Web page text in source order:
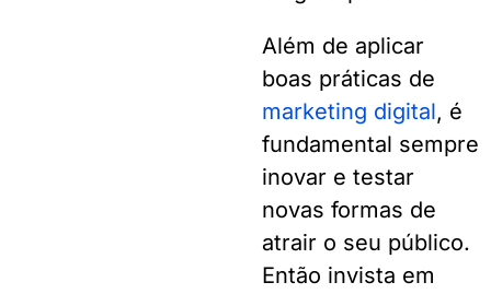
Além de aplicar
boas práticas de
marketing digital, é
fundamental sempre
inovar e testar
novas formas de
atrair o seu público.
Então invista em